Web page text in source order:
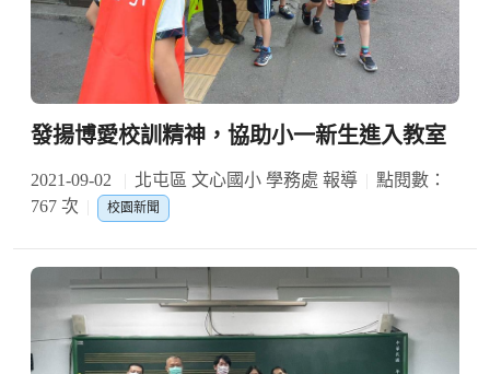
發揚博愛校訓精神，協助小一新生進入教室
2021-09-02 北屯區 文心國小 學務處 報導
點閱數：
767 次
校園新聞